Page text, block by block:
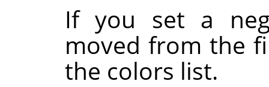
If you set a
moved from the
the colors list.